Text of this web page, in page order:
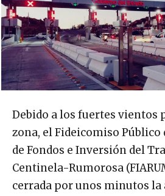
Debido a los fuertes vientos
zona, el Fideicomiso
de Fondos e Inversión del
Centinela-Rumorosa
cerrada por unos minutos la